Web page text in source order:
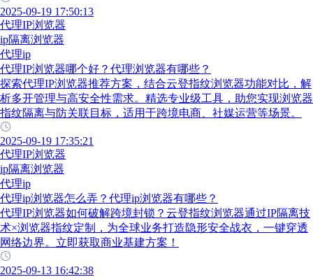
2025-09-19 17:50:13
代理IP浏览器
ip隔离浏览器
代理ip
代理IP浏览器哪个好？代理浏览器有哪些？
探索代理IP浏览器推荐方案，结合云登指纹浏览器功能对比，解
析多开管理与高安全性需求。精选专业级工具，助您实现浏览器
指纹隔离与防关联目标，适用于跨境电商、社媒运营等场景。
2025-09-19 17:35:21
代理IP浏览器
ip隔离浏览器
代理ip
代理ip浏览器怎么弄？代理ip浏览器有哪些？
代理IP浏览器如何破解跨境封锁？云登指纹浏览器通过IP隔离技
术×浏览器指纹定制，为全球业务打造隐形安全战衣，一键穿透
网络边界。立即获取商业基建方案！
2025-09-13 16:42:38